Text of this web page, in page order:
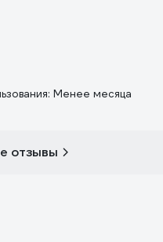
Менее месяца
отзывы